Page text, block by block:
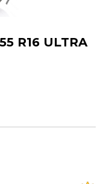
R16 ULTRA